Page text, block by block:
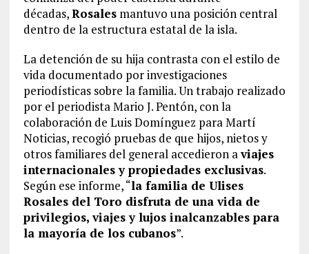
décadas,Rosalesmantuvo una posición central
dentro de la estructura estatal de la isla.
La detención de su hija contrasta con el estilo de
vida documentado por investigaciones
periodísticas sobre la familia. Un trabajo realizado
por el periodista Mario J. Pentón, con la
colaboración de Luis Domínguez para Martí
Noticias, recogió pruebas de que hijos, nietos y
otros familiares del general accedieron aviajes
internacionales y propiedades exclusivas.
Según ese informe, “la familia de Ulises
Rosales del Toro disfruta de una vida de
privilegios, viajes y lujos inalcanzables para
la mayoría de los cubanos”.